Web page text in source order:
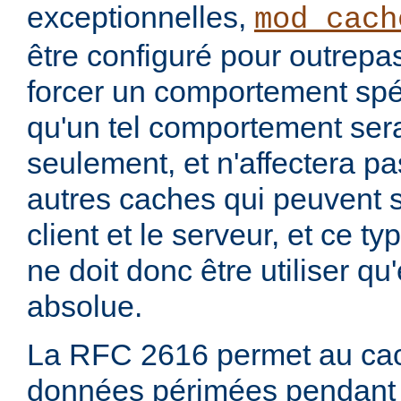
exceptionnelles,
être configuré pour
forcer un comportement
qu'un tel comportement
seulement, et n'affectera
autres caches qui peuvent
client et le serveur, et ce
ne doit donc être utiliser
absolue.
La RFC 2616 permet au
données périmées